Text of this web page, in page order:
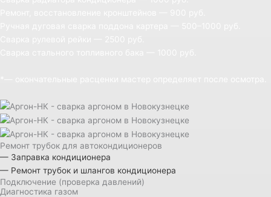
Ремонт трубок для автокондиционеров
— Заправка кондиционера
— Ремонт трубок и шлангов кондиционера
Подключение (проверка давлений)
Диагностика газом